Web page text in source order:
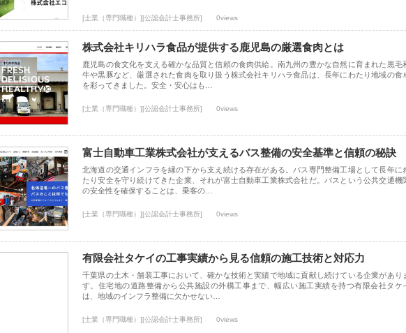
[士業（専門職種）][公認会計士事務所] 0views
株式会社キリハラ食品が提供する鹿児島の厳選食肉とは
鹿児島の食文化を支える確かな品質と信頼の食肉供給。南九州の豊かな自然に育まれた黒毛
牛や黒豚など、厳選された食肉を取り扱う株式会社キリハラ食品は、長年にわたり地域の食
を彩ってきました。安全・安心はも…
[士業（専門職種）][公認会計士事務所] 0views
富士自動車工業株式会社が支えるバス整備の安全基準と信頼の秘訣
北海道の交通インフラを縁の下から支え続ける存在がある。バス専門整備工場として長年に
たり安全を守り続けてきた企業、それが富士自動車工業株式会社だ。バスという公共交通機
の安全性を確保することは、乗客の…
[士業（専門職種）][公認会計士事務所] 0views
有限会社タケイの工事実績から見る信頼の施工技術と対応力
千葉県の土木・舗装工事において、確かな技術と実績で地域に貢献し続けている企業があり
す。住宅地の道路整備から公共施設の外構工事まで、幅広い施工実績を持つ有限会社タケ
は、地域のインフラ整備に欠かせない…
[士業（専門職種）][公認会計士事務所] 0views